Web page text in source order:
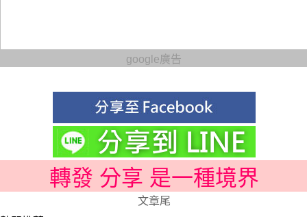
google廣告
轉發 分享 是一種境界
文章尾